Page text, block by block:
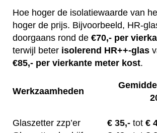
Hoe hoger de isolatiewaarde van
hoger de prijs. Bijvoorbeeld, HR-
doorgaans rond de €70,- per
terwijl beter isolerend HR++-glas
€85,- per vierkante meter kost.
Werkzaamheden
Glaszetter zzp’er € 35,- tot €